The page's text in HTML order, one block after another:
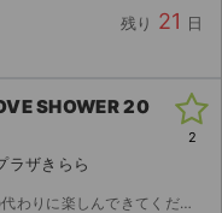
残り 21 日
SHOWER 20
ザきらら
に楽しんできてください！
2